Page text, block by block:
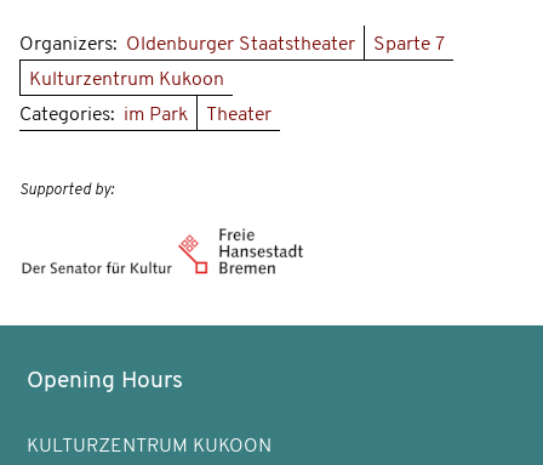
Organizers: Oldenburger Staatstheater
Sparte 7
Kulturzentrum Kukoon
Categories: im Park Theater
Supported by:
Opening Hours
KULTURZENTRUM KUKOON